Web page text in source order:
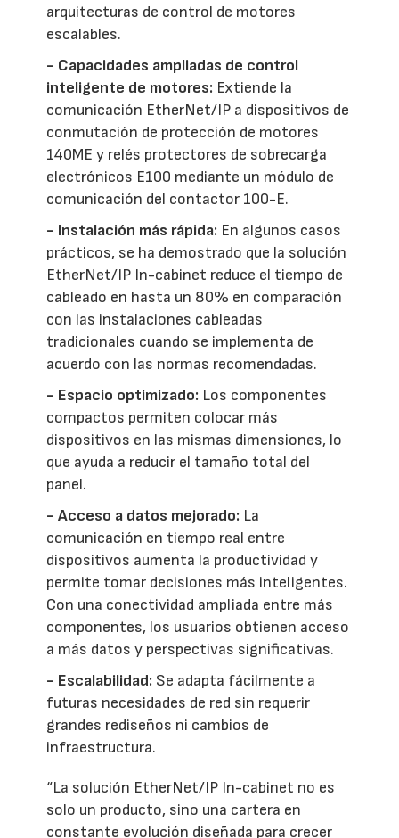
arquitecturas de control de motores
escalables.
- Capacidades ampliadas de control
inteligente de motores: Extiende la
comunicación EtherNet/IP a dispositivos de
conmutación de protección de motores
140ME y relés protectores de sobrecarga
electrónicos E100 mediante un módulo de
comunicación del contactor 100-E.
- Instalación más rápida: En algunos casos
prácticos, se ha demostrado que la solución
EtherNet/IP In-cabinet reduce el tiempo de
cableado en hasta un 80% en comparación
con las instalaciones cableadas
tradicionales cuando se implementa de
acuerdo con las normas recomendadas.
- Espacio optimizado: Los componentes
compactos permiten colocar más
dispositivos en las mismas dimensiones, lo
que ayuda a reducir el tamaño total del
panel.
- Acceso a datos mejorado: La
comunicación en tiempo real entre
dispositivos aumenta la productividad y
permite tomar decisiones más inteligentes.
Con una conectividad ampliada entre más
componentes, los usuarios obtienen acceso
a más datos y perspectivas significativas.
- Escalabilidad: Se adapta fácilmente a
futuras necesidades de red sin requerir
grandes rediseños ni cambios de
infraestructura.
“La solución EtherNet/IP In-cabinet no es
solo un producto, sino una cartera en
constante evolución diseñada para crecer